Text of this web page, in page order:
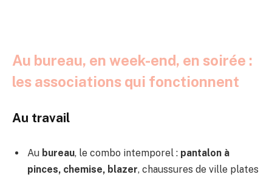
Au bureau, en week-end, en soirée :
les associations qui fonctionnent
Au travail
Au bureau, le combo intemporel : pantalon à
pinces, chemise, blazer, chaussures de ville plates